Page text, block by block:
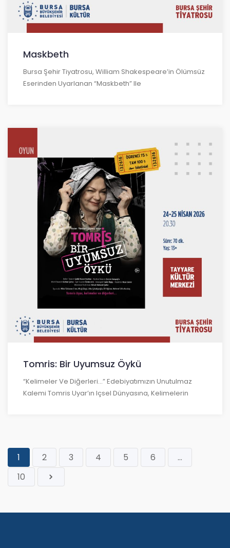
Maskbeth
Bursa Şehir Tiyatrosu, William Shakespeare’in Ölümsüz
Eserinden Uyarlanan “Maskbeth” Ile
Tomris: Bir Uyumsuz Öykü
“Kelimeler Ve Diğerleri...” Edebiyatımızın Unutulmaz
Kalemi Tomris Uyar’ın Içsel Dünyasına, Kelimelerin
1 2 3 4 5 6
...
10